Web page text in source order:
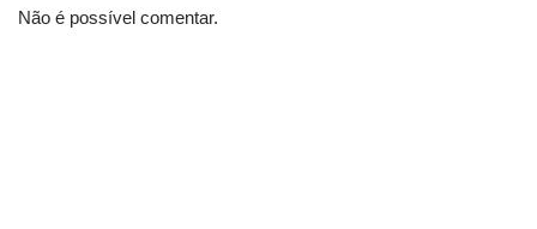
Não é possível comentar.